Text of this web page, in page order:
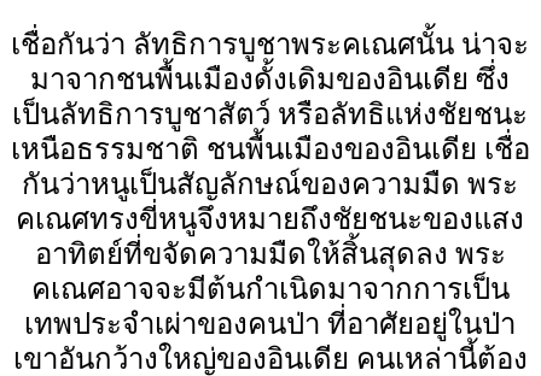
เชื่อกันว่า ลัทธิการบูชาพระคเณศนั้น น่าจะ
มาจากชนพื้นเมืองดั้งเดิมของอินเดีย ซึ่ง
เป็นลัทธิการบูชาสัตว์ หรือลัทธิแห่งชัยชนะ
เหนือธรรมชาติ ชนพื้นเมืองของอินเดีย เชื่อ
กันว่าหนูเป็นสัญลักษณ์ของความมืด พระ
คเณศทรงขี่หนูจึงหมายถึงชัยชนะของแสง
อาทิตย์ที่ขจัดความมืดให้สิ้นสุดลง พระ
คเณศอาจจะมีต้นกำเนิดมาจากการเป็น
เทพประจำเผ่าของคนป่า ที่อาศัยอยู่ในป่า
เขาอันกว้างใหญ่ของอินเดีย คนเหล่านี้ต้อง